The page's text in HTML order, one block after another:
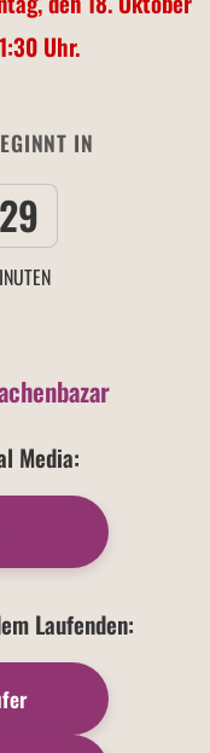
Uhr.
IN
29
Media:
Laufenden: